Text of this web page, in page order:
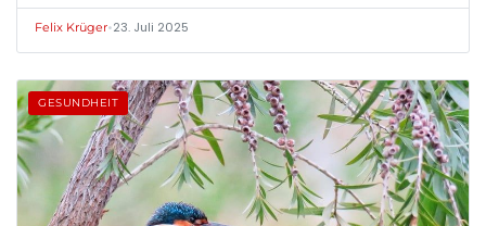
Felix Krüger•23. Juli 2025
GESUNDHEIT